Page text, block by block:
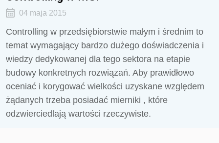
04 maja 2015
Controlling w przedsiębiorstwie małym i średnim to
temat wymagający bardzo dużego doświadczenia i
wiedzy dedykowanej dla tego sektora na etapie
budowy konkretnych rozwiązań. Aby prawidłowo
oceniać i korygować wielkości uzyskane względem
żądanych trzeba posiadać mierniki , które
odzwierciedlają wartości rzeczywiste.